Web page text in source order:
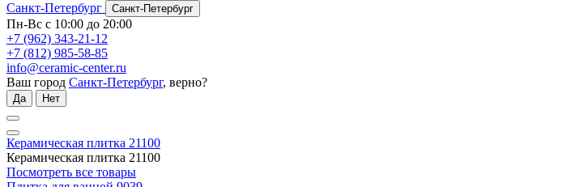
Санкт-Петербург
Санкт-Петербург
Пн-Вс с 10:00 до 20:00
+7 (962) 343-21-12
+7 (812) 985-58-85
info@ceramic-center.ru
Ваш город Санкт-Петербург, верно?
Да Нет
Керамическая плитка 21100
Керамическая плитка 21100
Посмотреть все товары